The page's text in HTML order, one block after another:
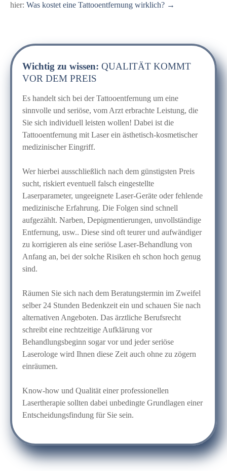
hier: Was kostet eine Tattooentfernung wirklich? →
Wichtig zu wissen: QUALITÄT KOMMT
VOR DEM PREIS
Es handelt sich bei der Tattooentfernung um eine
sinnvolle und seriöse, vom Arzt erbrachte Leistung, die
Sie sich individuell leisten wollen! Dabei ist die
Tattooentfernung mit Laser ein ästhetisch-kosmetischer
medizinischer Eingriff.
Wer hierbei ausschließlich nach dem günstigsten Preis
sucht, riskiert eventuell falsch eingestellte
Laserparameter, ungeeignete Laser-Geräte oder fehlende
medizinische Erfahrung. Die Folgen sind schnell
aufgezählt. Narben, Depigmentierungen, unvollständige
Entfernung, usw.. Diese sind oft teurer und aufwändiger
zu korrigieren als eine seriöse Laser-Behandlung von
Anfang an, bei der solche Risiken eh schon hoch genug
sind.
Räumen Sie sich nach dem Beratungstermin im Zweifel
selber 24 Stunden Bedenkzeit ein und schauen Sie nach
alternativen Angeboten. Das ärztliche Berufsrecht
schreibt eine rechtzeitige Aufklärung vor
Behandlungsbeginn sogar vor und jeder seriöse
Laserologe wird Ihnen diese Zeit auch ohne zu zögern
einräumen.
Know-how und Qualität einer professionellen
Lasertherapie sollten dabei unbedingte Grundlagen einer
Entscheidungsfindung für Sie sein.